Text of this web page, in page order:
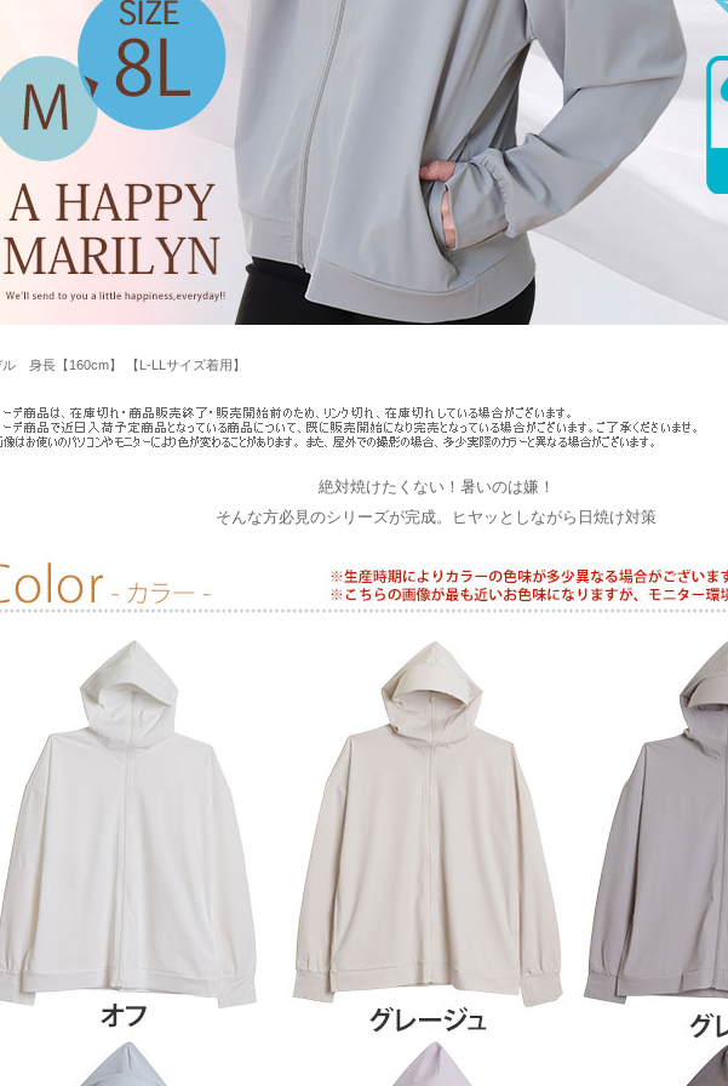
ル 身長【160cm】 【L-LLサイズ着用】
絶対焼けたくない！暑いのは嫌！
そんな方必見のシリーズが完成。ヒヤッとしながら日焼け対策